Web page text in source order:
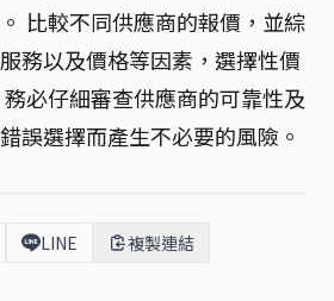
比較不同供應商的報價，並綜
務以及價格等因素，選擇性價
必仔細審查供應商的可靠性及
誤選擇而產生不必要的風險。
LINE 複製連結